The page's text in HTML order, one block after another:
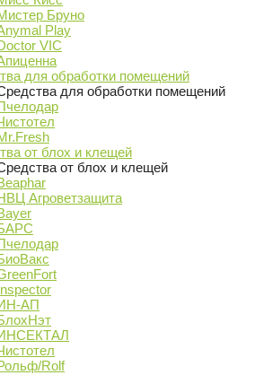
Бруно
Play
VIC
для обработки помещений
для обработки помещений
от блох и клещей
от блох и клещей
Агроветзащита
АП
Rolf